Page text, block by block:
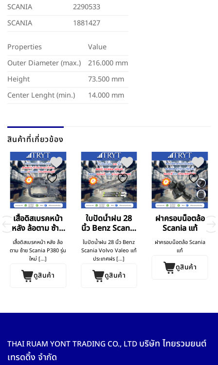
SCANIA
2290533
SCANIA
1881427
Properties
Value
Outer Diameter (max.)
216.000 mm
Height
73.500 mm
Center Lenght (min.)
14.000 mm
สินค้าที่เกี่ยวข้อง
เสื้อดิสเบรคหน้า
หลัง ล้อตาม ซ้าย
Scania P380 รุ่น
ใหม่
เสื้อดิสเบรคหน้า หลัง ล้อ
ตาม ซ้าย Scania P380 รุ่น
ใหม่ [...]
ดูสินค้า
ใบปัดน้ำฝน 28
นิ้ว Benz Scania
Volvo
ใบปัดน้ำฝน 28 นิ้ว Benz
Scania Volvo Valeo แท้
ประเทศฝร [...]
ดูสินค้า
ฝาครอบน็อตล้อ
Scania แท้
ฝาครอบน็อตล้อ Scania
แท้
ดูสินค้า
THAI RUAM YONT TRADING CO., LTD บริษัท ไทยรวมยนต์
เทรดดิ้ง จำกัด